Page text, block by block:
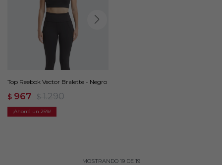
Top Reebok Vector Bralette - Negro
$ 967 $ 1.290
25
MOSTRANDO 19DE 19